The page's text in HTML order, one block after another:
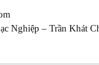
Nghiệp – Trần Khát